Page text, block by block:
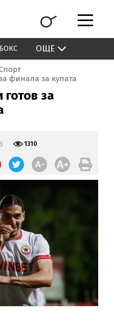
БОКС ОЩЕ
финала за купата
за
1310